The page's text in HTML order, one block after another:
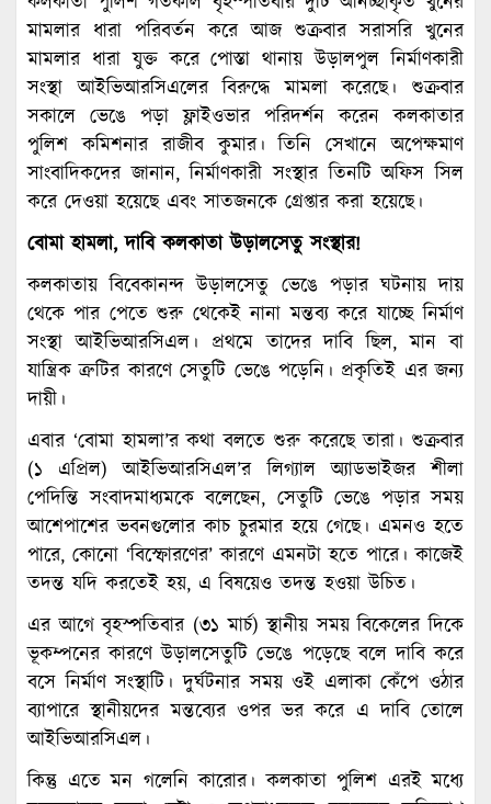
মামলার ধারা পরিবর্তন করে আজ শুক্রবার সরাসরি খুনের
মামলার ধারা যুক্ত করে পোস্তা থানায় উড়ালপুল নির্মাণকারী
সংস্থা আইভিআরসিএলের বিরুদ্ধে মামলা করেছে। শুক্রবার
সকালে ভেঙে পড়া ফ্লাইওভার পরিদর্শন করেন কলকাতার
পুলিশ কমিশনার রাজীব কুমার। তিনি সেখানে অপেক্ষমাণ
সাংবাদিকদের জানান, নির্মাণকারী সংস্থার তিনটি অফিস সিল
করে দেওয়া হয়েছে এবং সাতজনকে গ্রেপ্তার করা হয়েছে।
বোমা হামলা, দাবি কলকাতা উড়ালসেতু সংস্থার!
কলকাতায় বিবেকানন্দ উড়ালসেতু ভেঙে পড়ার ঘটনায় দায়
থেকে পার পেতে শুরু থেকেই নানা মন্তব্য করে যাচ্ছে নির্মাণ
সংস্থা আইভিআরসিএল। প্রথমে তাদের দাবি ছিল, মান বা
যান্ত্রিক ত্রুটির কারণে সেতুটি ভেঙে পড়েনি। প্রকৃতিই এর জন্য
দায়ী।
এবার ‘বোমা হামলা’র কথা বলতে শুরু করেছে তারা। শুক্রবার
(১ এপ্রিল) আইভিআরসিএল’র লিগ্যাল অ্যাডভাইজর শীলা
পেদিন্তি সংবাদমাধ্যমকে বলেছেন, সেতুটি ভেঙে পড়ার সময়
আশেপাশের ভবনগুলোর কাচ চুরমার হয়ে গেছে। এমনও হতে
পারে, কোনো ‘বিস্ফোরণের’ কারণে এমনটা হতে পারে। কাজেই
তদন্ত যদি করতেই হয়, এ বিষয়েও তদন্ত হওয়া উচিত।
এর আগে বৃহস্পতিবার (৩১ মার্চ) স্থানীয় সময় বিকেলের দিকে
ভূকম্পনের কারণে উড়ালসেতুটি ভেঙে পড়েছে বলে দাবি করে
বসে নির্মাণ সংস্থাটি। দুর্ঘটনার সময় ওই এলাকা কেঁপে ওঠার
ব্যাপারে স্থানীয়দের মন্তব্যের ওপর ভর করে এ দাবি তোলে
আইভিআরসিএল।
কিন্তু এতে মন গলেনি কারোর। কলকাতা পুলিশ এরই মধ্যে